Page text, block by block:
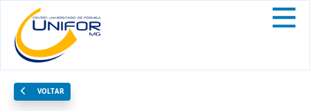
VOLTAR